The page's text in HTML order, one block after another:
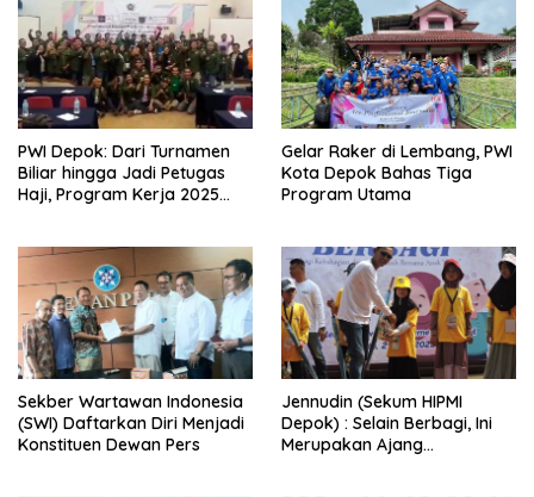
PWI Depok: Dari Turnamen
Biliar hingga Jadi Petugas
Haji, Program Kerja 2025
Gelar Raker di Lembang, PWI
Kota Depok Bahas Tiga
Program Utama
Sekber Wartawan Indonesia
(SWI) Daftarkan Diri Menjadi
Konstituen Dewan Pers
Jennudin (Sekum HIPMI
Depok) : Selain Berbagi, Ini
Merupakan Ajang